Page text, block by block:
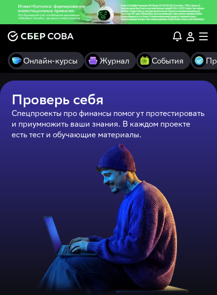
Онлайн-курсы Журнал События
Проверь себя
Спецпроекты про финансы помогут протестировать
и приумножить ваши знания. В каждом проекте
есть тест и обучающие материалы.